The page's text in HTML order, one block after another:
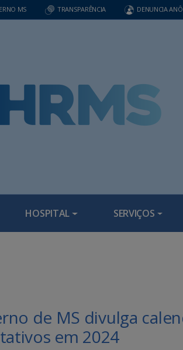
MS TRANSPARÊNCIA DENUNCIA
HOSPITAL SERVIÇOS
de MS divulga
em 2024